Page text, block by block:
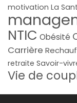
motivation La
NTIC Obésité
Carrière
retraite Savoir-
Vie de